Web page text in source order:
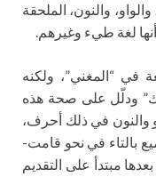
والنون، الملحقة
لغة طيء وغيرهم.
في “المغني”، ولكنه
ودلّل على صحة هذه
والنون في ذلك أحرف،
بالتاء في نحو قامت-
مبتدأ على التقديم